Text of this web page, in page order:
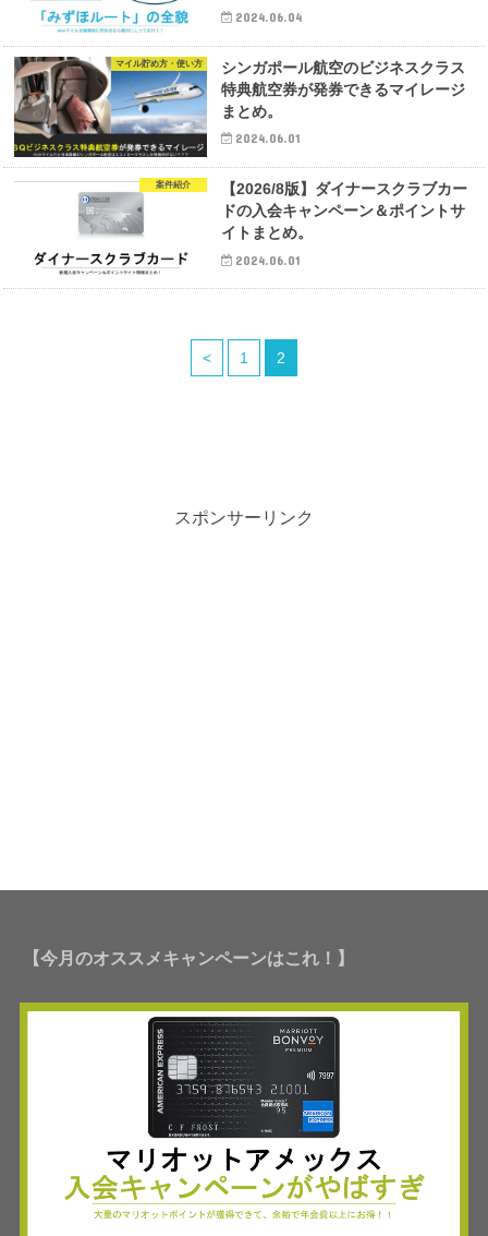
2024.06.04
マイル貯め方・使い方
シンガポール航空のビジネスクラス
特典航空券が発券できるマイレージ
まとめ。
2024.06.01
案件紹介
【2026/8版】ダイナースクラブカー
ドの入会キャンペーン＆ポイントサ
イトまとめ。
2024.06.01
< 1 2
スポンサーリンク
【今月のオススメキャンペーンはこれ！】